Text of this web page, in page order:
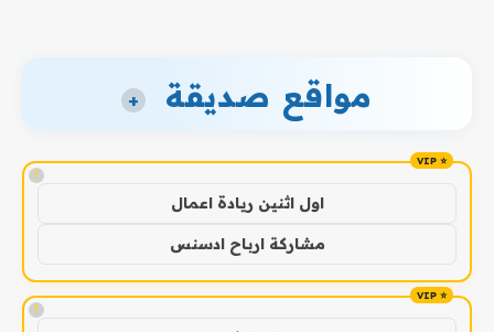
مواقع صديقة +
!
اول اثنين ريادة اعمال
مشاركة ارباح ادسنس
!